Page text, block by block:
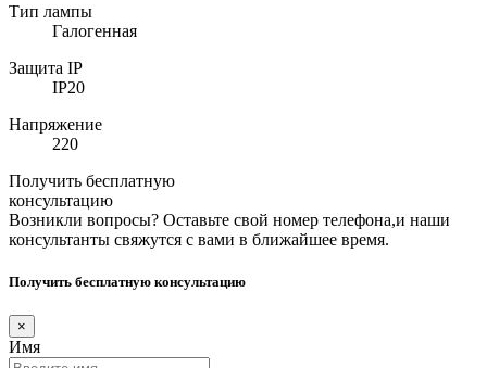
Тип лампы
Галогенная
Защита IP
IP20
Напряжение
220
Получить бесплатную
консультацию
Возникли вопросы? Оставьте свой номер телефона,и наши
консультанты свяжутся с вами в ближайшее время.
Получить бесплатную консультацию
×
Имя